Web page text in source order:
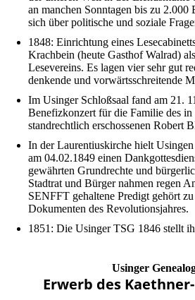
an manchen Sonntagen bis zu 2.000
sich über politische und soziale
1848: Einrichtung eines
Krachbein (heute Gasthof Walrad)
Lesevereins. Es lagen vier sehr gut
denkende und vorwärtsschreitende
Im Usinger Schloßsaal fand am 21.
Benefizkonzert für die Familie des
standrechtlich erschossenen Robert
In der Laurentiuskirche hielt
am 04.02.1849 einen
gewährten Grundrechte und
Stadtrat und Bürger nahmen regen
SENFFT gehaltene Predigt gehört zu
Dokumenten des Revolutionsjahres.
1851: Die Usinger TSG 1846 stellt
Usinger
Erwerb des